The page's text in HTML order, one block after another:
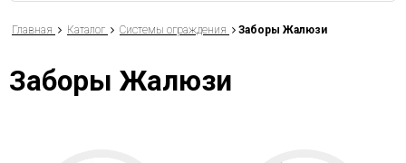
Главная Каталог Системы ограждения Заборы Жалюзи
Заборы Жалюзи